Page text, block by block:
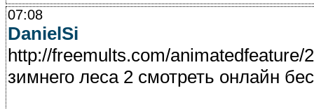
07:08
DanielSi
http://freemults.com/
зимнего леса 2 смотреть онлайн